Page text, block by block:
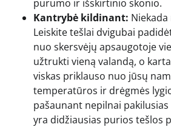
purumo ir išskirtinio skonio.
Kantrybė kildinant:
Leiskite tešlai dvigubai
nuo skersvėjų apsaugotoje
užtrukti vieną valandą, o
viskas priklauso nuo jūsų
temperatūros ir drėgmės
pašaunant nepilnai
yra didžiausias purios tešlos